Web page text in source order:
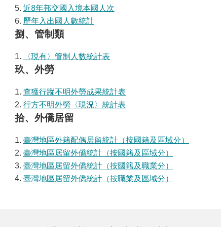
5. 近8年邦交國入境本國人次
6. 歷年入出國人數統計
捌、管制類
1. 〈現有〉管制人數統計表
玖、外勞
1. 查獲行蹤不明外勞成果統計表
2. 行方不明外勞〈現況〉統計表
拾、外僑居留
1. 臺灣地區外籍配偶居留統計（按國籍及區域分）
2. 臺灣地區居留外僑統計（按國籍及區域分）
3. 臺灣地區居留外僑統計（按國籍及職業分）
4. 臺灣地區居留外僑統計（按職業及區域分）